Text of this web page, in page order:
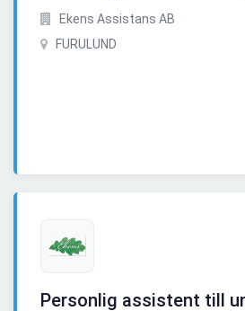
Ekens Assistans AB
FURULUND
Personlig assistent till